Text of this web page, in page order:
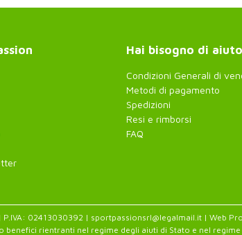
Hai bisogno di
Condizioni Generali di
Metodi di pagamento
Spedizioni
Resi e rimborsi
FAQ
P.IVA: 02413030392 | sportpassionsrl@legalmail.it | Web
benefici rientranti nel regime degli aiuti di Stato e nel